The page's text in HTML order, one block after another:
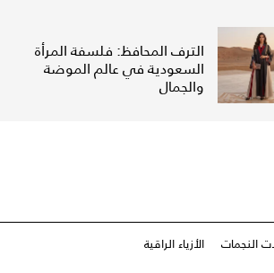
الترف المحافظ: فلسفة المرأة
السعودية في عالم الموضة
والجمال
النجمات الأزياء الراقية